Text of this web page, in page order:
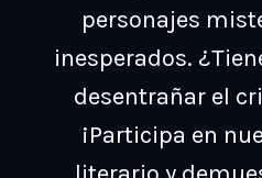
personajes
inesperados.
desentrañar el
¡Participa en